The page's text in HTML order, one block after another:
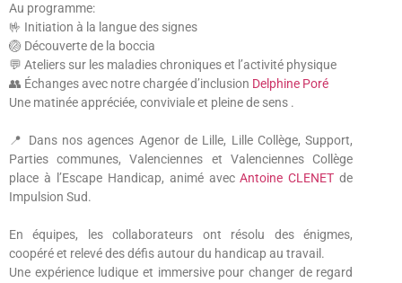
Au programme:
🤟 Initiation à la langue des signes
🏐 Découverte de la boccia
💬 Ateliers sur les maladies chroniques et l’activité physique
👥 Échanges avec notre chargée d’inclusion Delphine Poré
Une matinée appréciée, conviviale et pleine de sens .
📍 Dans nos agences Agenor de Lille, Lille Collège, Support,
Parties communes, Valenciennes et Valenciennes Collège
place à l’Escape Handicap, animé avecAntoine CLENET de
Impulsion Sud.
En équipes, les collaborateurs ont résolu des énigmes,
coopéré et relevé des défis autour du handicap au travail.
Une expérience ludique et immersive pour changer de regard